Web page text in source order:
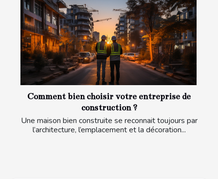
Comment bien choisir votre entreprise de
construction ?
Une maison bien construite se reconnait toujours par
l’architecture, l’emplacement et la décoration...